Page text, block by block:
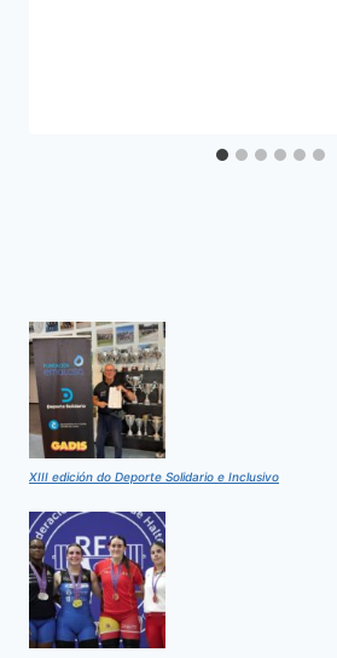
XIII edición do Deporte Solidario e Inclusivo